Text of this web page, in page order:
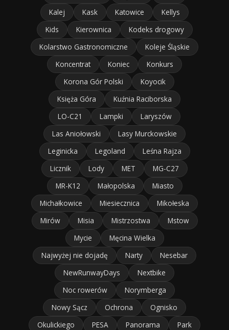
Kalej
Kask Katowice
Kellys
Kids
Kierownica
Kodeks drogowy
Kolarstwo Gastronomiczne
Koleje Śląskie
Koncentrat
Koniec
Konkurs
Korona Gór Polski
Koyocik
Księża Góra
Kuźnia Raciborska
LO-C21
Lampki
Laryszów
Las Aniołowski
Lasy Murckowskie
Leginicka
Legoland
Leśna Rajza
Licznik
Lody MET
MG-C27
MR-K12
Małopolska
Miasto
Michałkowice
Miesiecznica
Mikołeska
Mirów
Misia Mistrzostwa
Mstow
Mycie
Męcina Wielka
Najwyżej nie dojadę
Narty
Nesebar
NewRunwayDays
Nextbike
Noc rowerów
Norymberga
Nowy Sącz
Ochrona
Ognisko
Okulickiego
PESA Panorama
Park